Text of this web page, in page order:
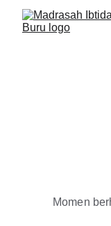
Momen